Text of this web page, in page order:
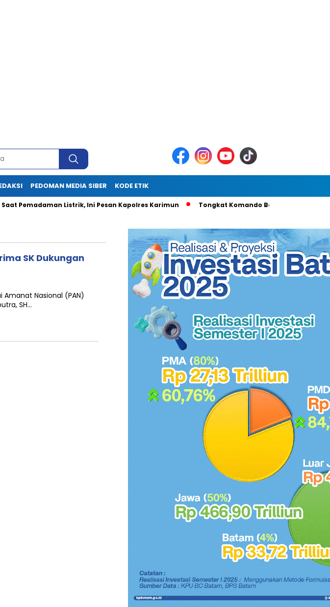
PEDOMAN MEDIA SIBER KODE ETIK
Listrik, Ini Pesan Kapolres Karimun Tongkat Komando Berganti, AKBP Gede
SK Dukungan
Nasional (PAN)
SH…